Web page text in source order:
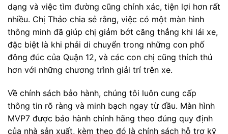
dạng và việc tìm đường cũng chính xác, tiện lợi hơn rất
nhiều. Chị Thảo chia sẻ rằng, việc có một màn hình
thông minh đã giúp chị giảm bớt căng thẳng khi lái xe,
đặc biệt là khi phải di chuyển trong những con phố
đông đúc của Quận 12, và các con chị cũng thích thú
hơn với những chương trình giải trí trên xe.
Về chính sách bảo hành, chúng tôi luôn cung cấp
thông tin rõ ràng và minh bạch ngay từ đầu. Màn hình
MVP7 được bảo hành chính hãng theo đúng quy định
của nhà sản xuất, kèm theo đó là chính sách hỗ trợ kỹ